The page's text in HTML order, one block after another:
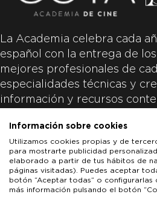
La Academia celebra cada
español con la entrega de
mejores profesionales de
especialidades técnicas y
información y recursos
productoras de las películas
única y exclusiva de las
Información sobre cookies
Utilizamos cookies propias y de
para mostrarte publicidad
elaborado a partir de tus hábitos de
páginas visitadas). Puedes aceptar
botón “Aceptar todas” o
más información pulsando el botón